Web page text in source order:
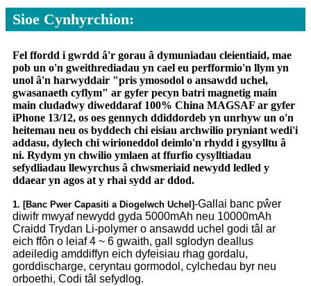
Sioe Cynhyrchion:
Fel ffordd i gwrdd â'r gorau â dymuniadau cleientiaid, mae
pob un o'n gweithrediadau yn cael eu perfformio'n llym yn
unol â'n harwyddair "pris ymosodol o ansawdd uchel,
gwasanaeth cyflym" ar gyfer pecyn batri magnetig main
main cludadwy diweddaraf 100% China MAGSAF ar gyfer
iPhone 13/12, os oes gennych ddiddordeb yn unrhyw un o'n
heitemau neu os byddech chi eisiau archwilio pryniant wedi'i
addasu, dylech chi wirioneddol deimlo'n rhydd i gysylltu â
ni. Rydym yn chwilio ymlaen at ffurfio cysylltiadau
sefydliadau llewyrchus â chwsmeriaid newydd ledled y
ddaear yn agos at y rhai sydd ar ddod.
1. [Banc Pwer Capasiti a Diogelwch Uchel]-Gallai banc pŵer
diwifr mwyaf newydd gyda 5000mAh neu 10000mAh
Craidd Trydan Li-polymer o ansawdd uchel godi tâl ar
eich ffôn o leiaf 4 ~ 6 gwaith, gall sglodyn deallus
adeiledig amddiffyn eich dyfeisiau rhag gordalu,
gorddischarge, ceryntau gormodol, cylchedau byr neu
orboethi, Codi tâl sefydlog.